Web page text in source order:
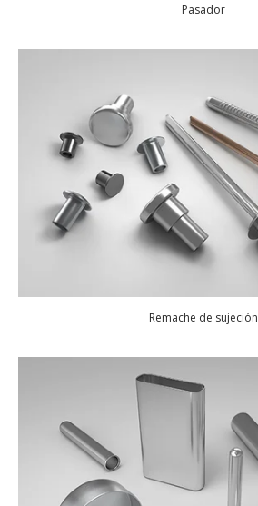
Pasador
Remache de sujeción